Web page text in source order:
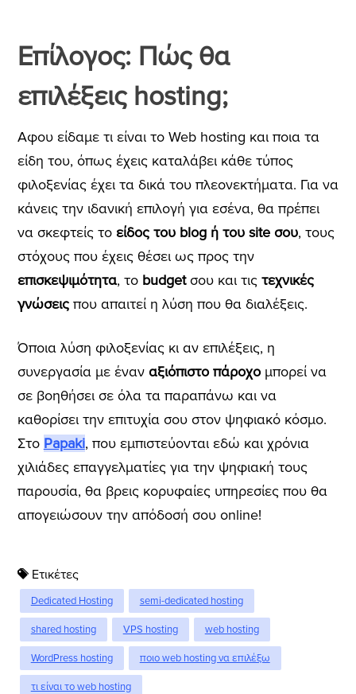
Επίλογος: Πώς θα
επιλέξεις hosting;
Αφου είδαμε τι είναι το Web hosting και ποια τα
είδη του, όπως έχεις καταλάβει κάθε τύπος
φιλοξενίας έχει τα δικά του πλεονεκτήματα. Για να
κάνεις την ιδανική επιλογή για εσένα, θα πρέπει
να σκεφτείς το είδος του blog ή του site σου, τους
στόχους που έχεις θέσει ως προς την
επισκεψιμότητα, το budgetσου και τις τεχνικές
γνώσειςπου απαιτεί η λύση που θα διαλέξεις.
Όποια λύση φιλοξενίας κι αν επιλέξεις, η
συνεργασία με έναν αξιόπιστο πάροχομπορεί να
σε βοηθήσει σε όλα τα παραπάνω και να
καθορίσει την επιτυχία σου στον ψηφιακό κόσμο.
Στο Papaki, που εμπιστεύονται εδώ και χρόνια
χιλιάδες επαγγελματίες για την ψηφιακή τους
παρουσία, θα βρεις κορυφαίες υπηρεσίεςπου θα
απογειώσουν την απόδοσή σου online!
Ετικέτες
Dedicated Hosting semi-dedicated hosting
shared hosting VPS hosting web hosting
WordPress hosting ποιο web hosting να επιλέξω
τι είναι το web hosting